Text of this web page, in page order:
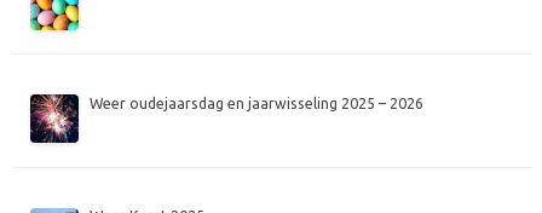
Weer oudejaarsdag en jaarwisseling 2025 – 2026